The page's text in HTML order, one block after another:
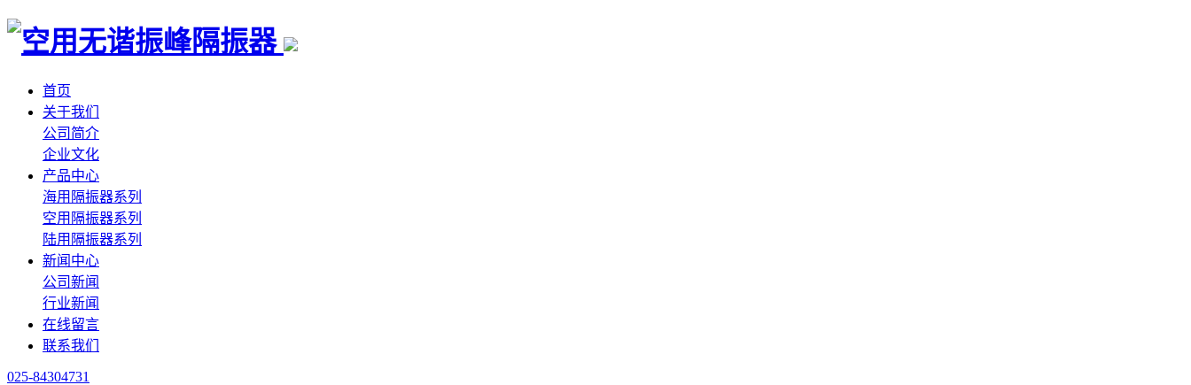
首页
关于我们
公司简介
企业文化
产品中心
海用隔振器系列
空用隔振器系列
陆用隔振器系列
新闻中心
公司新闻
行业新闻
在线留言
联系我们
025-84304731